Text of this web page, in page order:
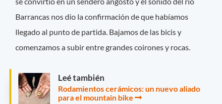
Barrancas nos dio la confirmación de que habíamos
llegado al punto de partida. Bajamos de las bicis y
comenzamos a subir entre grandes coirones y rocas.
Leé también
Rodamientos cerámicos: un nuevo aliado
para el mountain bike